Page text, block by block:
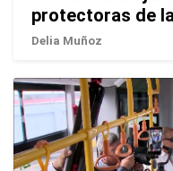
protectoras de
Delia Muñoz